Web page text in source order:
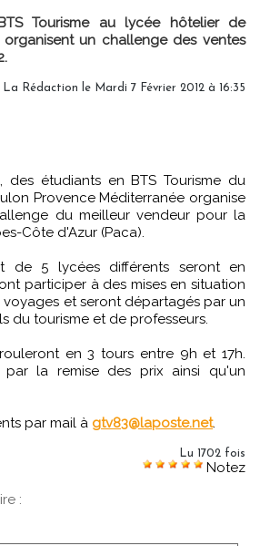
Tourisme au lycée hôtelier de
organisent un challenge des ventes
La Rédaction le Mardi 7 Février 2012 à 16:35
Provence Méditerranée organise
du meilleur vendeur pour la
Côte d'Azur (Paca).
de 5 lycées différents seront en
participer à des mises en situation
et seront départagés par un
du tourisme et de professeurs.
en 3 tours entre 9h et 17h.
par la remise des prix ainsi qu'un
par mail à gtv83@laposte.net.
Lu 1702 fois
Notez
: